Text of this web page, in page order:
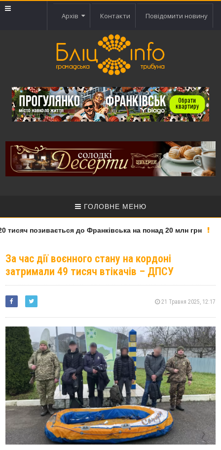
Архів Контакти Повідомити новину
ГОЛОВНЕ МЕНЮ
позивається до Франківська на понад 20 млн грн
За час дії воєнного стану на кордоні
затримали 49 тисяч втікачів – ДПСУ
21 Травня 2025, 12:17